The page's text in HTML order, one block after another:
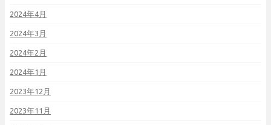
2024年4月
2024年3月
2024年2月
2024年1月
2023年12月
2023年11月